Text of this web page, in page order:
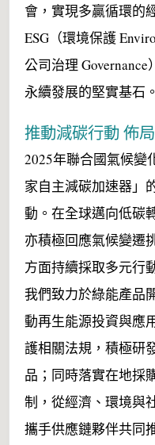
會，實現多贏循環的
ESG（環境保護
公司治理
永續發展的堅實基石。
推動減碳行動 佈
2025年聯合國氣候變
家自主減碳加速器」
動。在全球邁向低碳
亦積極回應氣候變遷
方面持續採取多元行
我們致力於綠能產品
動再生能源投資與應
護相關法規，積極研
品；同時落實在地採
制，從經濟、環境與
攜手供應鏈夥伴共同